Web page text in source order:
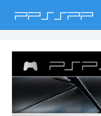
PPSSPP